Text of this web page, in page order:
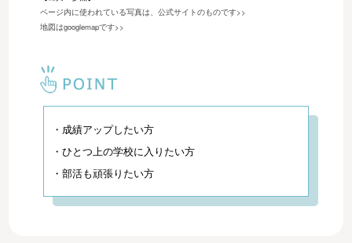
ページ内に使われている写真は、公式サイトのものです>>
地図はgooglemapです>>
・成績アップしたい方
・ひとつ上の学校に入りたい方
・部活も頑張りたい方